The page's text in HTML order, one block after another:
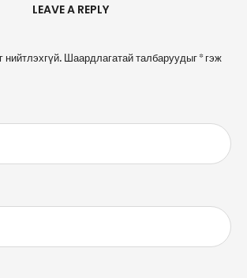
LEAVE A REPLY
нийтлэхгүй. Шаардлагатай талбаруудыг*гэж